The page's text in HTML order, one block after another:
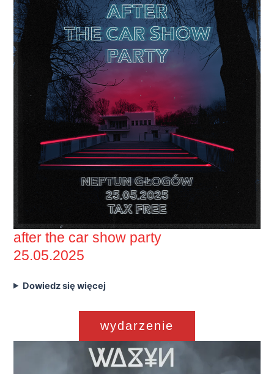
after the car show party
25.05.2025
Dowiedz się więcej
wydarzenie